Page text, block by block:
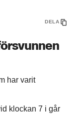
DELA
har varit
klockan 7 i går